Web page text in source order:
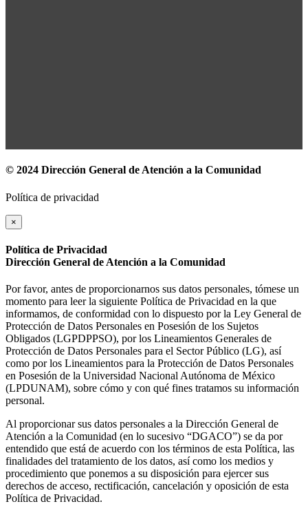
© 2024 Dirección General de Atención a la Comunidad
Política de privacidad
×
Política de Privacidad
Dirección General de Atención a la Comunidad
Por favor, antes de proporcionarnos sus datos personales, tómese un
momento para leer la siguiente Política de Privacidad en la que
informamos, de conformidad con lo dispuesto por la Ley General de
Protección de Datos Personales en Posesión de los Sujetos
Obligados (LGPDPPSO), por los Lineamientos Generales de
Protección de Datos Personales para el Sector Público (LG), así
como por los Lineamientos para la Protección de Datos Personales
en Posesión de la Universidad Nacional Autónoma de México
(LPDUNAM), sobre cómo y con qué fines tratamos su información
personal.
Al proporcionar sus datos personales a la Dirección General de
Atención a la Comunidad (en lo sucesivo “DGACO”) se da por
entendido que está de acuerdo con los términos de esta Política, las
finalidades del tratamiento de los datos, así como los medios y
procedimiento que ponemos a su disposición para ejercer sus
derechos de acceso, rectificación, cancelación y oposición de esta
Política de Privacidad.